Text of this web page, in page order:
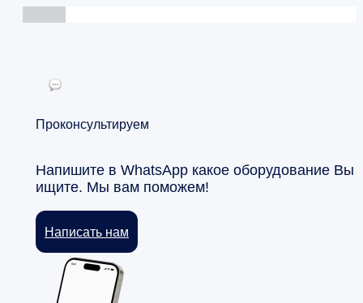
Проконсультируем
Напишите в WhatsApp какое оборудование Вы
ищите. Мы вам поможем!
Написать нам